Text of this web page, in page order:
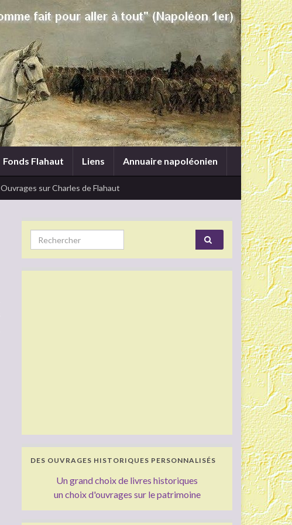
Fonds Flahaut Liens Annuaire napoléonien
Ouvrages sur Charles de Flahaut
Search for:
DES OUVRAGES HISTORIQUES PERSONNALISÉS
Un grand choix de livres historiques
un choix d'ouvrages sur le patrimoine